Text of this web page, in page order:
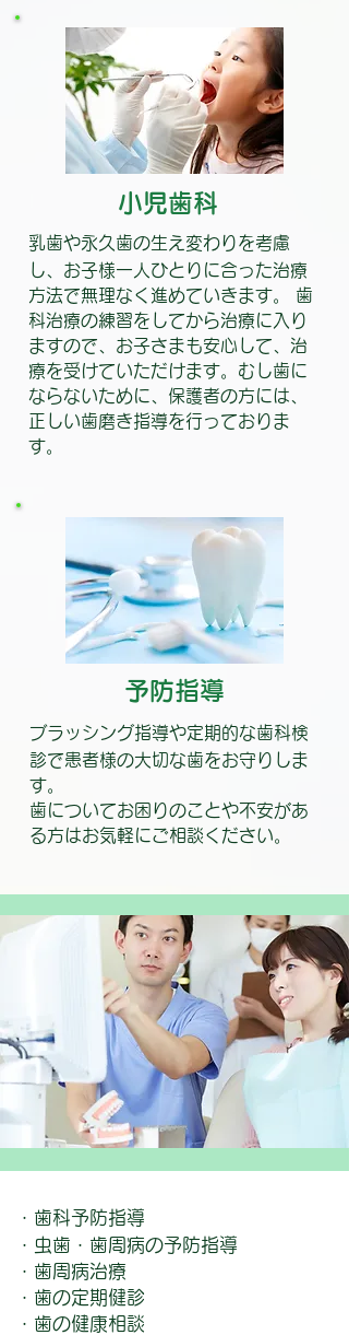
小児歯科
乳歯や永久歯の生え変わりを考慮
し、お子様一人ひとりに合った治療
方法で無理なく進めていきます。 歯
科治療の練習をしてから治療に入り
ますので、お子さまも安心して、治
療を受けていただけます。むし歯に
ならないために、保護者の方には、
正しい歯磨き指導を行っておりま
す。
予防指導
ブラッシング指導や定期的な歯科検
診で患者様の大切な歯をお守りしま
す。
歯についてお困りのことや不安があ
る方はお気軽にご相談ください。
・歯科予防指導
・虫歯・歯周病の予防指導
・歯周病治療
・歯の定期健診
・歯の健康相談